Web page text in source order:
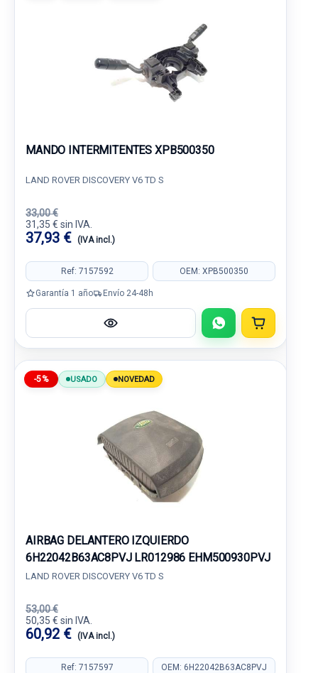
MANDO INTERMITENTES XPB500350
LAND ROVER DISCOVERY V6 TD S
33,00 €
31,35 € sin IVA.
37,93 € (IVA incl.)
Ref: 7157592 OEM: XPB500350
Garantía 1 año Envío 24-48h
-5% USADO NOVEDAD
AIRBAG DELANTERO IZQUIERDO
6H22042B63AC8PVJ LR012986 EHM500930PVJ
LAND ROVER DISCOVERY V6 TD S
53,00 €
50,35 € sin IVA.
60,92 € (IVA incl.)
Ref: 7157597 OEM: 6H22042B63AC8PVJ